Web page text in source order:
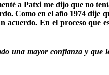
a Patxi me dijo que no
Como en el año 1974 dije
En el proceso que
una mayor confianza y que